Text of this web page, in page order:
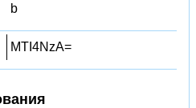
b
MTI4NzA=